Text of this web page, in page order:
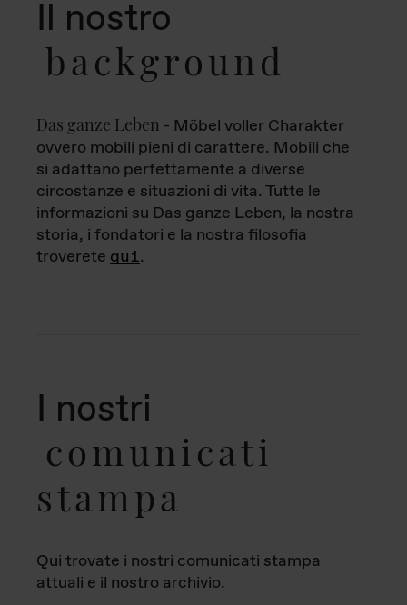
Il nostro
background
Das ganze Leben - Möbel voller Charakter
ovvero mobili pieni di carattere. Mobili che
si adattano perfettamente a diverse
circostanze e situazioni di vita. Tutte le
informazioni su Das ganze Leben, la nostra
storia, i fondatori e la nostra filosofia
troverete qui.
I nostri
comunicati
stampa
Qui trovate i nostri comunicati stampa
attuali e il nostro archivio.